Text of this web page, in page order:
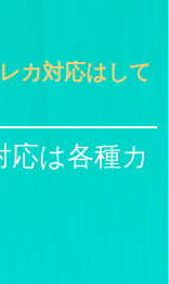
カ対応はして
は各種カ